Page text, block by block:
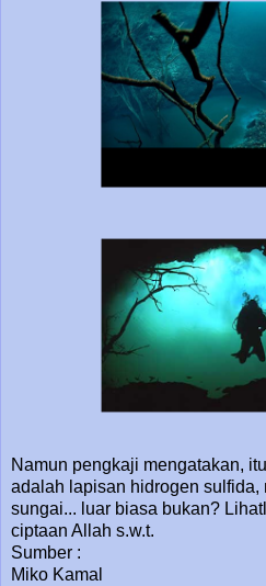
Namun pengkaji mengatakan,
adalah lapisan hidrogen sulfida,
sungai... luar biasa bukan?
ciptaan Allah s.w.t.
Sumber :
Miko Kamal